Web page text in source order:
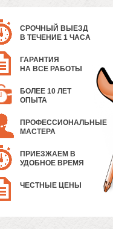
СРОЧНЫЙ ВЫЕЗД
В ТЕЧЕНИЕ 1 ЧАСА
ГАРАНТИЯ
НА ВСЕ РАБОТЫ
БОЛЕЕ 10 ЛЕТ
ОПЫТА
ПРОФЕССИОНАЛЬНЫЕ
МАСТЕРА
ПРИЕЗЖАЕМ В
УДОБНОЕ ВРЕМЯ
ЧЕСТНЫЕ ЦЕНЫ